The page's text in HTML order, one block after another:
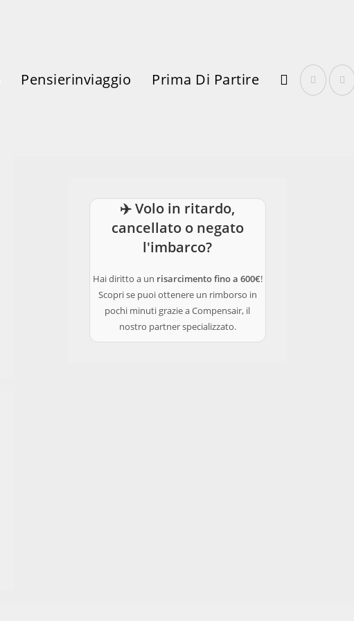
Pensierinviaggio Prima Di Partire Attiva/disattiva
✈️ Volo in ritardo,
cancellato o negato
l'imbarco?
Hai diritto a un risarcimento fino a 600€!
Scopri se puoi ottenere un rimborso in
pochi minuti grazie a Compensair, il
nostro partner specializzato.